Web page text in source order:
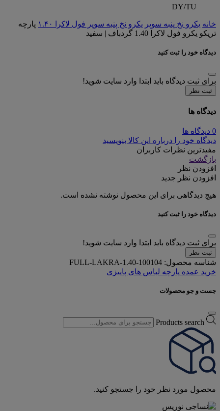
DY/TU
خانه یکرو نخ پنبه سوپر یکرو نخ پنبه سوپر فول لاکرا ۱.۴۰
پارچه
تریکو یکرو فول لاکرا 1.40 گردباف | سفید
دیدگاه خود را ثبت کنید
برای ثبت دیدگاه باید ابتدا وارد سایت شوید!
ثبت نظر
دیدگاه ها
0 دیدگاه ها
دیدگاه خود را درباره این کالا بنویسید
مفیدترین نظرات کاربران
بازگشت
افزودن نظر
افزودن نظر جدید
هیچ دیدگاهی برای این محصول نوشته نشده است.
دیدگاه خود را ثبت کنید
برای ثبت دیدگاه باید ابتدا وارد سایت شوید!
ثبت نظر
شناسه محصول: FULL-LAKRA-1.40-100104
خرید عمده پارچه لباس های پاییزی
جست و جو محصولات
Products search
محصول مورد نظر خود را جستجو کنید.